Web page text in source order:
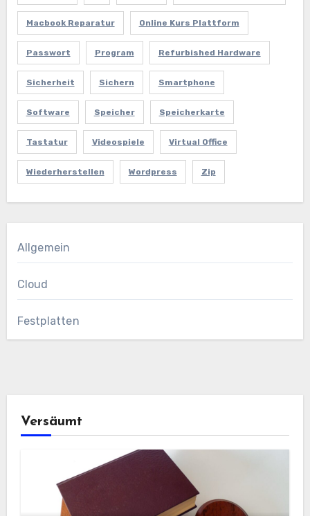
Macbook Reparatur Online Kurs Plattform
Passwort Program Refurbished Hardware
Sicherheit Sichern Smartphone
Software Speicher Speicherkarte
Tastatur Videospiele Virtual Office
Wiederherstellen Wordpress Zip
Allgemein
Cloud
Festplatten
Versäumt